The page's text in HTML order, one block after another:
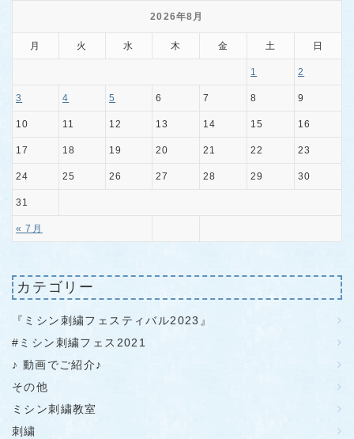
2026年8月
月 火 水 木 金 土 日
« 7月
1 2
3 4 5 6 7 8 9
10 11 12 13 14 15 16
17 18 19 20 21 22 23
24 25 26 27 28 29 30
31
カテゴリー
『ミシン刺繍フェスティバル2023』
#ミシン刺繍フェス2021
♪ 動画でご紹介♪
その他
ミシン刺繍教室
刺繍